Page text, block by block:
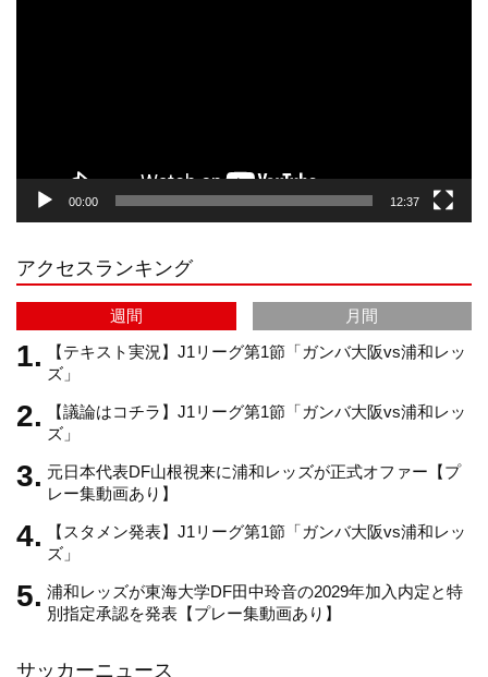
r
a
m
e
C
h
a
n
n
e
00:00 12:37
アクセスランキング
週間
月間
【テキスト実況】J1リーグ第1節「ガンバ大阪vs浦和レッ
ズ」
【議論はコチラ】J1リーグ第1節「ガンバ大阪vs浦和レッ
ズ」
元日本代表DF山根視来に浦和レッズが正式オファー【プ
レー集動画あり】
【スタメン発表】J1リーグ第1節「ガンバ大阪vs浦和レッ
ズ」
浦和レッズが東海大学DF田中玲音の2029年加入内定と特
別指定承認を発表【プレー集動画あり】
サッカーニュース